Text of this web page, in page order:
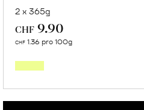
2 x 365g
CHF 9.90
CHF 1.36 pro 100g